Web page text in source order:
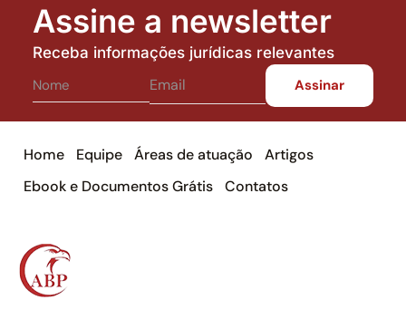
Assine a newsletter
Receba informações jurídicas relevantes
Home Equipe Áreas de atuação
Artigos
Ebook e Documentos Grátis
Contatos